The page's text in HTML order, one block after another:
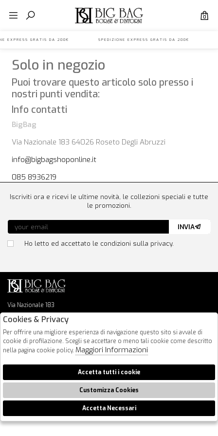
0
EXPRESS GRATIS DA 200€ SPEDIZIONE EXPRESS GRATIS DA
Solo in negozio
Puoi trovare questo articolo solo presso i
nostri punti vendita:
Info contatti
BigBag
Via Nazionale 183 64026 Roseto Degli Abruzzi
info@bigbagshoponline.it
085 8936219
Via Nazionale 183
64026 Roseto Degli Abruzzi
info@bigbagshoponline.it
follow us
Iscriviti ora e ricevi le ultime novità, le collezioni speciali e tutte
le promozioni.
Ho letto ed accettato le condizioni sulla privacy.
INVIA
2026 BigBag - P.iva : 00916940679 Powered by
🍪
Cookies & Privacy
Per offrire una migliore esperienza di navigazione questo sito si avvale di
cookie di profilazione. Scegli se accettare o meno tali cookie come descritto
nella pagina cookie policy. Maggiori Informazioni
Accetta tutti i cookie
Customizza Cookies
Accetta Necessari